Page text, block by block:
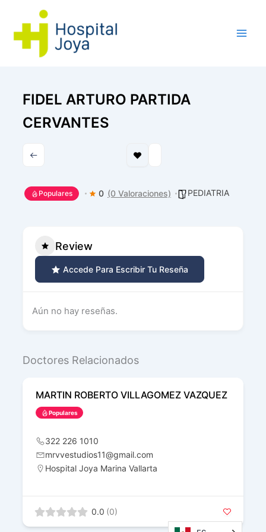
contenido
FIDEL ARTURO PARTIDA
CERVANTES
Populares 0 (0 Valoraciones) PEDIATRIA
Review
Accede Para Escribir Tu Reseña
Aún no hay reseñas.
Doctores Relacionados
MARTIN ROBERTO VILLAGOMEZ VAZQUEZ
Populares
322 226 1010
mrvvestudios11@gmail.com
Hospital Joya Marina Vallarta
0.0 (0)